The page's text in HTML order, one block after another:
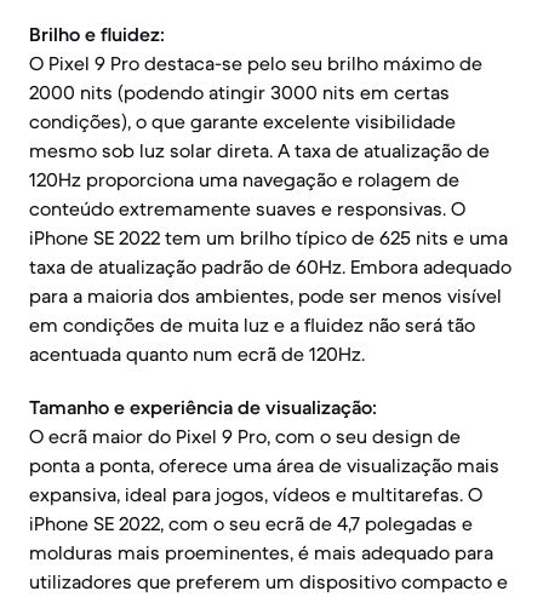
Brilho e fluidez:
O Pixel 9 Pro destaca-se pelo seu brilho máximo de
2000 nits (podendo atingir 3000 nits em certas
condições), o que garante excelente visibilidade
mesmo sob luz solar direta. A taxa de atualização de
120Hz proporciona uma navegação e rolagem de
conteúdo extremamente suaves e responsivas. O
iPhone SE 2022 tem um brilho típico de 625 nits e uma
taxa de atualização padrão de 60Hz. Embora adequado
para a maioria dos ambientes, pode ser menos visível
em condições de muita luz e a fluidez não será tão
acentuada quanto num ecrã de 120Hz.
Tamanho e experiência de visualização:
O ecrã maior do Pixel 9 Pro, com o seu design de
ponta a ponta, oferece uma área de visualização mais
expansiva, ideal para jogos, vídeos e multitarefas. O
iPhone SE 2022, com o seu ecrã de 4,7 polegadas e
molduras mais proeminentes, é mais adequado para
utilizadores que preferem um dispositivo compacto e